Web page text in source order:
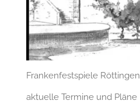
Frankenfestspiele Röttingen
aktuelle Termine und Pläne